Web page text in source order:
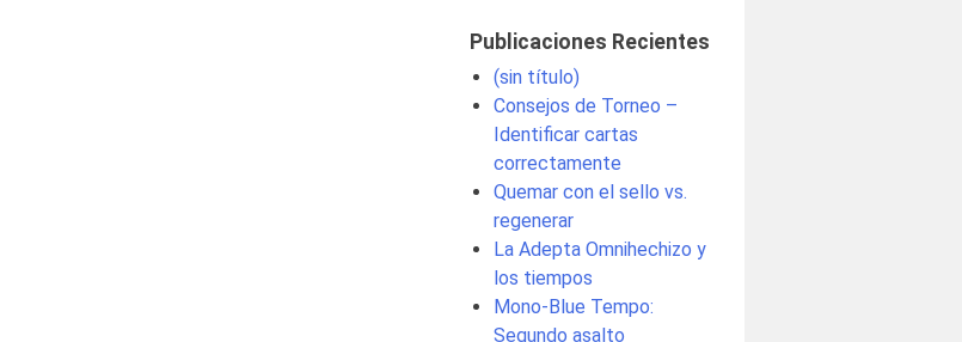
Publicaciones Recientes
(sin título)
Consejos de Torneo –
Identificar cartas
correctamente
Quemar con el sello vs.
regenerar
La Adepta Omnihechizo y
los tiempos
Mono-Blue Tempo:
Segundo asalto